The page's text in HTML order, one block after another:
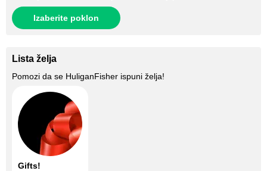
Izaberite poklon
Lista želja
Pomozi da se HuliganFisher ispuni želja!
Gifts!